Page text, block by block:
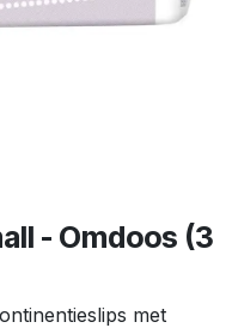
- Omdoos (3
met